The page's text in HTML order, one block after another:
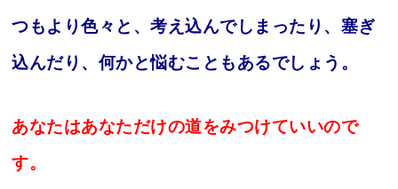
つもより色々と、考え込んでしまったり、塞ぎ
込んだり、何かと悩むこともあるでしょう。
あなたはあなただけの道をみつけていいので
す。